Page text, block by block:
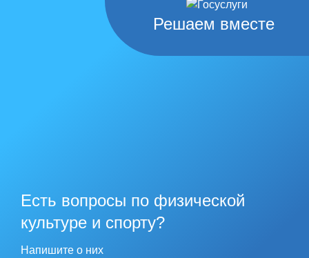
Решаем вместе
Есть вопросы по физической
культуре и спорту?
Напишите о них